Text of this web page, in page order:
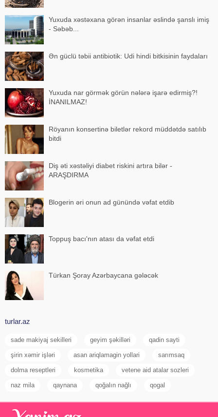
Yuxuda xəstəxana görən insanlar əslində şanslı imiş
- Səbəb...
Ən güclü təbii antibiotik: Udi hindi bitkisinin faydaları
Yuxuda nar görmək görün nələrə işarə edirmiş?!
İNANILMAZ!
Röyanın konsertinə biletlər rekord müddətdə satılıb
bitdi
Diş əti xəstəliyi diabet riskini artıra bilər -
ARAŞDIRMA
Blogerin əri onun ad günündə vəfat etdib
Toppuş bacı'nın atası da vəfat etdi
Türkan Şoray Azərbaycana gələcək
turlar.az
sade makiyaj sekilleri geyim şəkilləri qadin sayti
şirin xəmir işləri asan ariqlamagin yollari sarımsaq
dolma reseptleri kosmetika vetene aid atalar sozleri
naz mila qaynana qoğalın nağlı qogal